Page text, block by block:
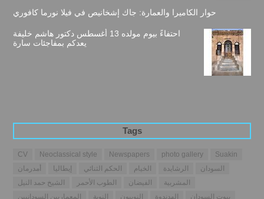
حوار الكاميرا والعمارة: جاك إشخانيص في فيلا نورما كافوري
احتفاءً بيوم مولده 13 أغسطس دكتور هاشم خليفة
يعدكم بمفاجئات سارة
Tags
CV Neoclassical style Newspapers photo gallery
Suakin
أمدرمان
إيطاليا الحكم الثنائي الخيام الرشايدة
السودان
الشيخ حمد النيل
الطوب الأحمر الفيضان
المشربية
المعماريين السودانيين
النوبة النوبيون الهدندوة
بيوت السودان